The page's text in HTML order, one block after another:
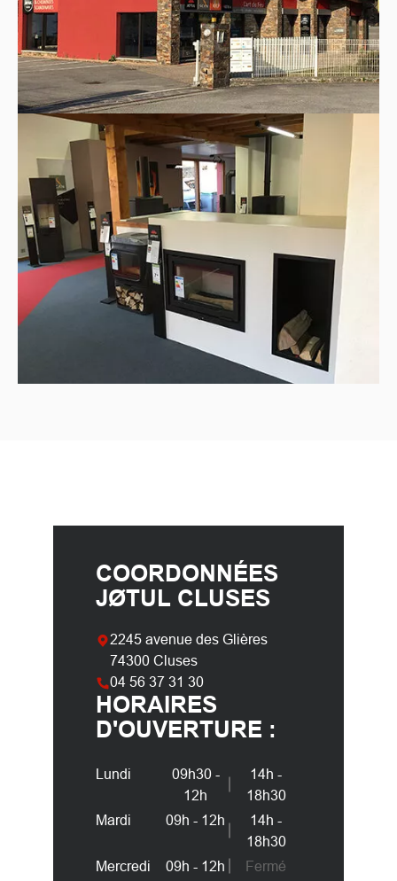
COORDONNÉES
JØTUL CLUSES
2245 avenue des Glières
74300 Cluses
04 56 37 31 30
HORAIRES
D'OUVERTURE :
Lundi
09h30 -
12h
14h -
18h30
Mardi
09h - 12h
14h -
18h30
Mercredi
09h - 12h
Fermé